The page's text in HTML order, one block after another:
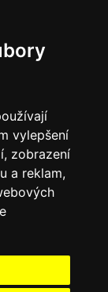
vylepšení
zobrazení
a reklam,